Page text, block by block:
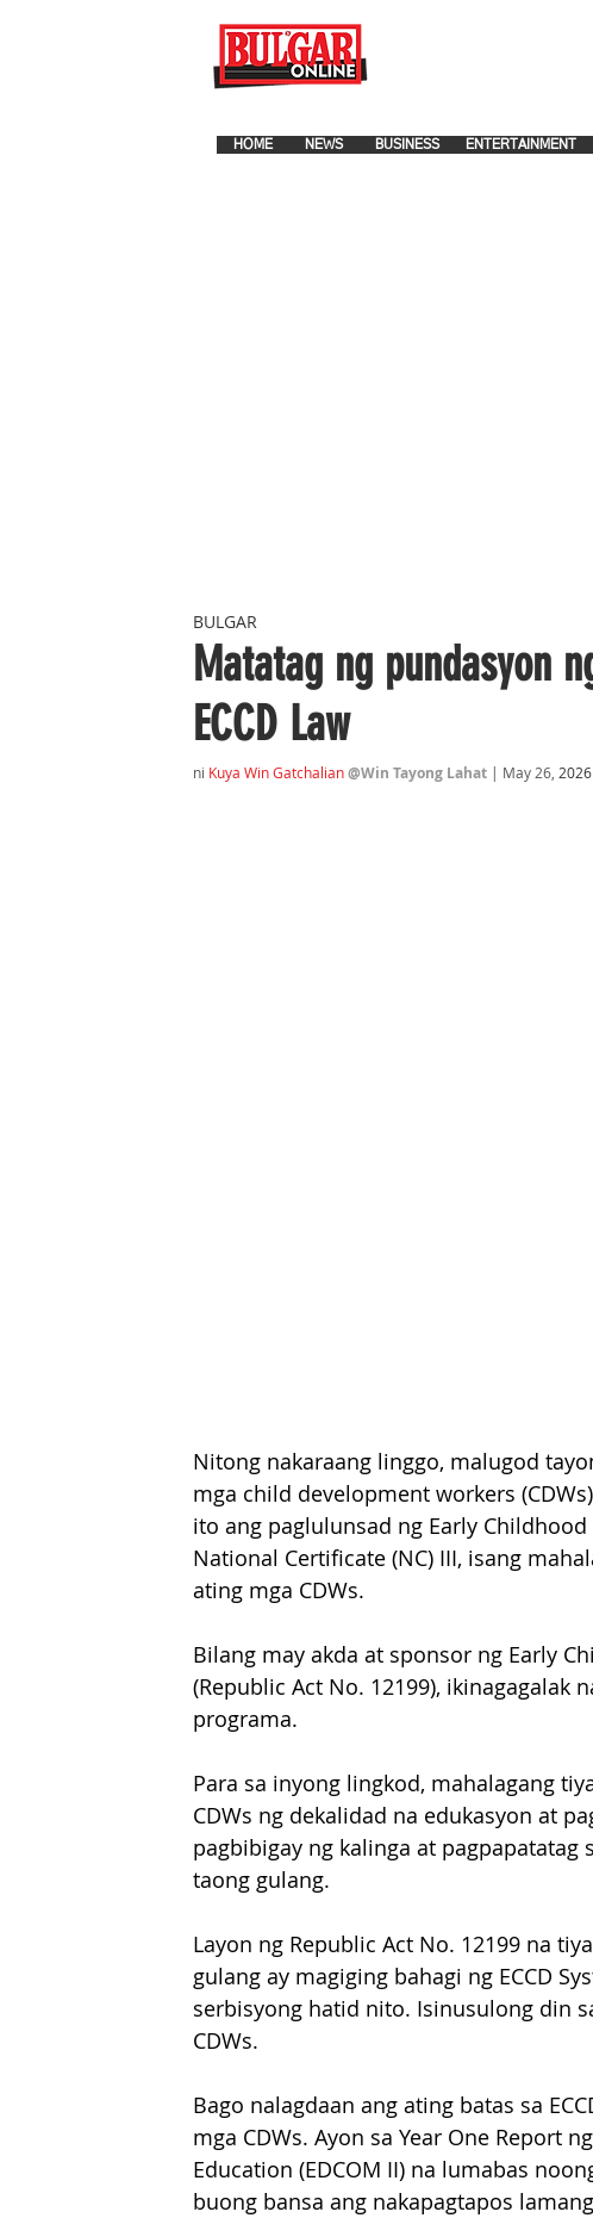
ENTERTAINMENT
NEWS
HOME BUSINESS
Matatag ng pundasyon
ECCD Law
BULGAR
ni Kuya Win Gatchalian@Win Tayong Lahat | May 26, 2026
Nitong nakaraang linggo, malugod
mga child development workers
ito ang paglulunsad ng Early Childhood
National Certificate (NC) III, isang
ating mga CDWs.
Bilang may akda at sponsor ng Early
(Republic Act No. 12199), ikinagagalak
programa.
Para sa inyong lingkod, mahalagang
CDWs ng dekalidad na edukasyon at
pagbibigay ng kalinga at
taong gulang.
Layon ng Republic Act No. 12199 na
gulang ay magiging bahagi ng ECCD
serbisyong hatid nito. Isinusulong din
CDWs.
Bago nalagdaan ang ating batas sa
mga CDWs. Ayon sa Year One Report
Education (EDCOM II) na lumabas
buong bansa ang nakapagtapos